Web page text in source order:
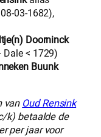
03-1682),
Doorninck
< 1729)
Buunk
van Oud Rensink
k) betaalde de
per jaar voor